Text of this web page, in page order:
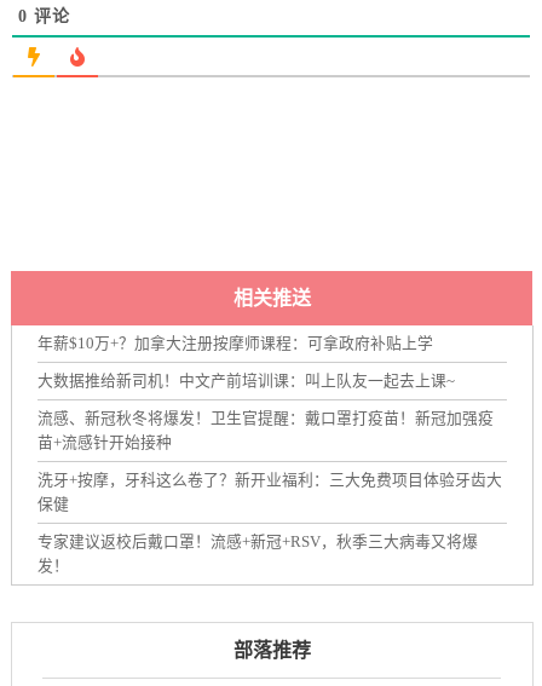
0 评论
相关推送
年薪$10万+？加拿大注册按摩师课程：可拿政府补贴上学
大数据推给新司机！中文产前培训课：叫上队友一起去上课~
流感、新冠秋冬将爆发！卫生官提醒：戴口罩打疫苗！新冠加强疫
苗+流感针开始接种
洗牙+按摩，牙科这么卷了？新开业福利：三大免费项目体验牙齿大
保健
专家建议返校后戴口罩！流感+新冠+RSV，秋季三大病毒又将爆
发！
部落推荐